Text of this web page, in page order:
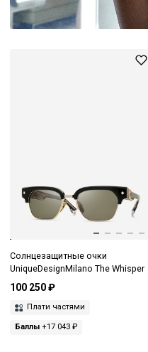
Солнцезащитные очки
UniqueDesignMilano The Whisper
100 250 ₽
Плати частями
Баллы +17 043 ₽